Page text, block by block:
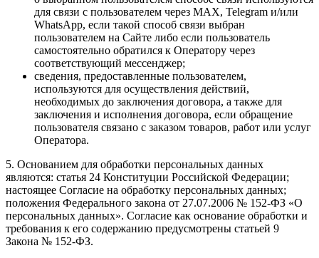
для связи с пользователем через MAX, Telegram и/или
WhatsApp, если такой способ связи выбран
пользователем на Сайте либо если пользователь
самостоятельно обратился к Оператору через
соответствующий мессенджер;
сведения, предоставленные пользователем,
используются для осуществления действий,
необходимых до заключения договора, а также для
заключения и исполнения договора, если обращение
пользователя связано с заказом товаров, работ или услуг
Оператора.
5. Основанием для обработки персональных данных
являются: статья 24 Конституции Российской Федерации;
настоящее Согласие на обработку персональных данных;
положения Федерального закона от 27.07.2006 № 152-ФЗ «О
персональных данных». Согласие как основание обработки и
требования к его содержанию предусмотрены статьей 9
Закона № 152-ФЗ.